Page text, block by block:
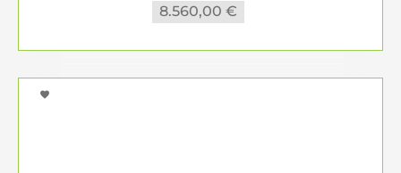
8.560,00 €